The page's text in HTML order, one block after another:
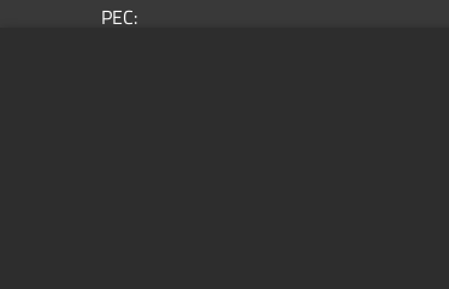
PEC: